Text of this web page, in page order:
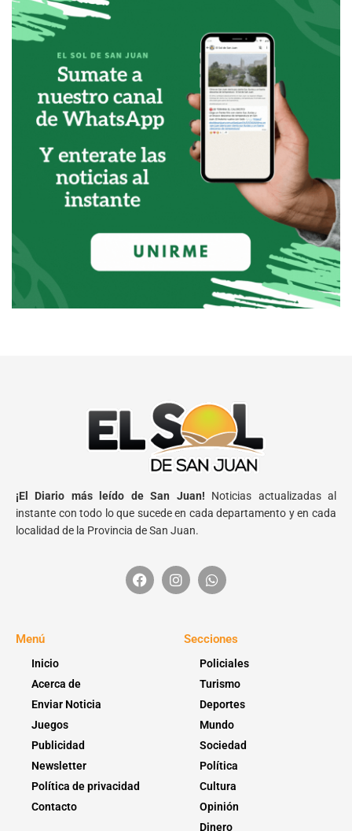
¡El Diario más leído de San Juan! Noticias actualizadas al
instante con todo lo que sucede en cada departamento y en cada
localidad de la Provincia de San Juan.
Menú
Inicio
Acerca de
Enviar Noticia
Juegos
Publicidad
Newsletter
Política de privacidad
Contacto
Secciones
Policiales
Turismo
Deportes
Mundo
Sociedad
Política
Cultura
Opinión
Dinero